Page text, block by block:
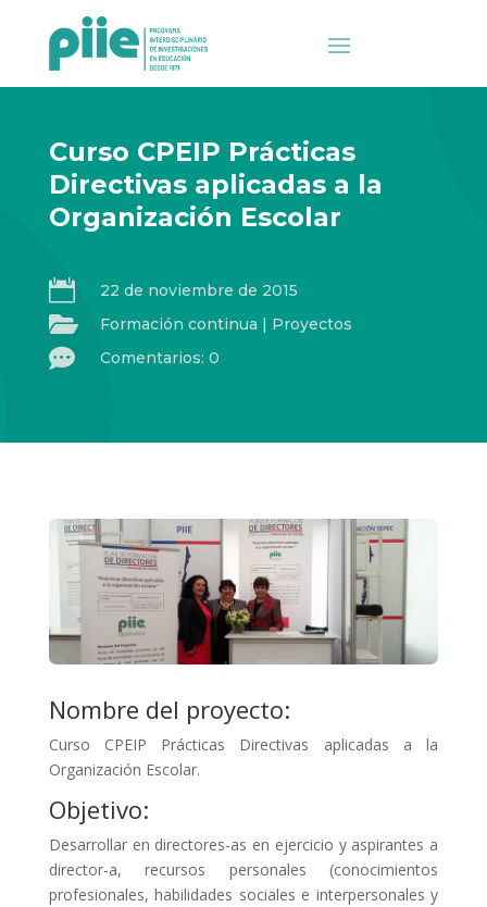
Curso CPEIP Prácticas
Directivas aplicadas a la
Organización Escolar
 22 de noviembre de 2015
 Formación continua | Proyectos
 Comentarios: 0
Nombre del proyecto:
Curso CPEIP Prácticas Directivas aplicadas a la
Organización Escolar.
Objetivo:
Desarrollar en directores-as en ejercicio y aspirantes a
director-a, recursos personales (conocimientos
profesionales, habilidades sociales e interpersonales y